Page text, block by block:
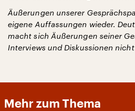
Äußerungen unserer
eigene Auffassungen wieder.
macht sich Äußerungen seiner
Interviews und Diskussionen
Mehr zum Thema